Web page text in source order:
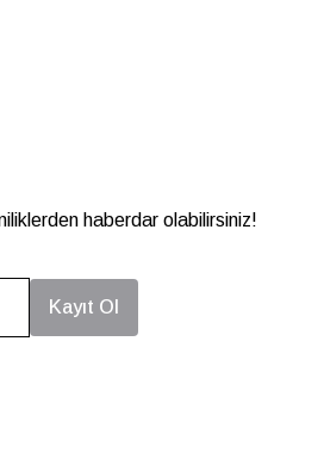
haberdar olabilirsiniz!
Kayıt Ol